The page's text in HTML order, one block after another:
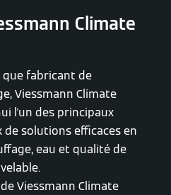
Climate
fabricant de
Viessmann Climate
l'un des principaux
solutions efficaces en
eau et qualité de
Viessmann Climate